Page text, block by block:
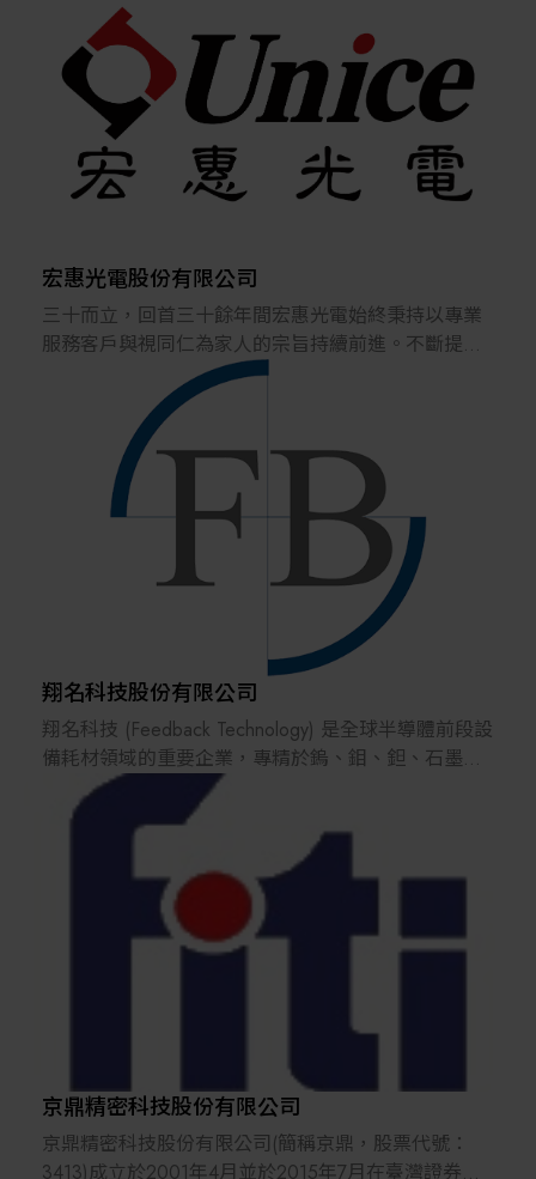
升與減碳行動；以信心、專業、團隊精神為核心，提
供客戶優質服務，深耕本土市場，助力台灣科技產業
競爭力提升。
透過數位化升級進行數據收集，並加以分析與預測性
維護，進而優化產線流程，提升生產效率並減少資源
浪費；在ESG零碳綠色政策方面，目標減少碳足跡，
階段性達到永續與綠色製造的願景。更致力於提高清
轉型是德揚對創新與可持續發展的堅定承諾。
宏惠光電股份有限公司
三十而立，回首三十餘年間宏惠光電始終秉持以專業
服務客戶與視同仁為家人的宗旨持續前進。不斷提升
並強化自有品牌產品(無論標準或客製)之品質，為提供
高精度光學治具的設計與客製化的光學元組件及製
造，並代理國外大廠的光學檢測機構及設備提升國內
生產製造品質，服務領域涵蓋學術研究界的研究實驗
室、工業的研發實驗室及工廠產線以及品保端，皆可
發現宏惠深入服務的蹤跡。
我們擁有高經驗的研發設計團隊，為客戶解決現有實
驗與檢測中所遇到的軟、硬體問題。提供客戶元件、
組件、模組乃至系統(設備)的設計整合、開發，亦提供
跨領域多元性之整合。並對於客戶開發中的未成熟產
品，提供相當的光學經驗及專業，幫助客戶實現目標
與應用需求。
ISO-9001品質管理系統認證不僅是我們的準則，更是
讓客戶信賴的依據，而通過ISO-13485醫療器材品質認
證更是宏惠光電的一大里程碑。我們對於高品質產品
的追求，以及實踐對於客戶的承諾，更是我們不變的
市場瞬息萬變，邁入三十而立的宏惠光電也必須隨著
不同領域的各種問題，不論是在醫療、食安、綠能及
用光點亮生活。
翔名科技股份有限公司
翔名科技 (Feedback Technology) 是全球半導體前段設
備耗材領域的重要企業，專精於鎢、鉬、鉭、石墨等
特殊金屬的精密加工，產品應用於離子植入設備的關
鍵零組件。公司技術範疇擴展至半導體薄膜製程、黃
光製程及蝕刻製程等先進製程設備，持續發展自有技
術，完成半導體製程耗材中的垂直整合。翔名科技通
過ISO系統稽核，並獲得數家國際設備大廠認證，與半
導體產業的領導企業有超過二十年的合作關係，深受
從零組件製造到工程與維修的全面服務，依靠深厚的
技術實力和專業知識，為全球市場提供關鍵技術支
持，並在先進製程領域取得重要突破，逐步進入核心
供應鏈。
京鼎精密科技股份有限公司
京鼎精密科技股份有限公司(簡稱京鼎，股票代號：
3413)成立於2001年4月並於2015年7月在臺灣證券交